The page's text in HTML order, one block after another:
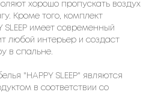
хорошо пропускать воздух
Кроме того, комплект
SLEEP имеет современный
любой интерьер и создаст
в спальне.
"HAPPY SLEEP" являются
в соответствии со